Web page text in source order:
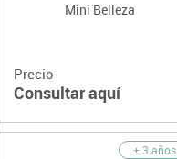
Mini Belleza
Precio
Consultar aquí
+ 3 años